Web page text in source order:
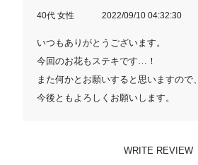
40代 女性 2022/09/10 04:32:30
いつもありがとうございます。
今回のお花もステキです…！
また何かとお願いすると思いますので、
今後ともよろしくお願いします。
WRITE REVIEW